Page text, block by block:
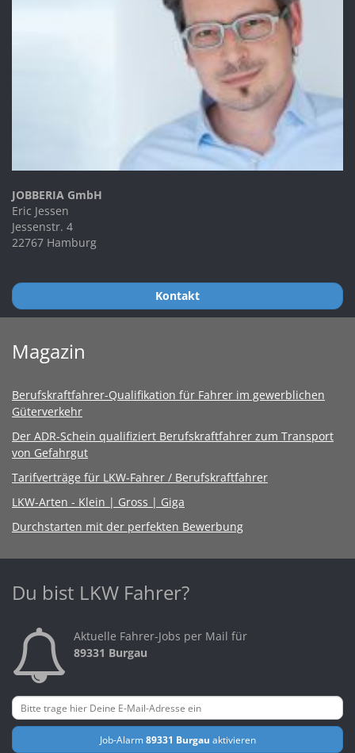
JOBBERIA GmbH
Eric Jessen
Jessenstr. 4
22767 Hamburg
Kontakt
Magazin
Berufskraftfahrer-Qualifikation für Fahrer im gewerblichen
Güterverkehr
Der ADR-Schein qualifiziert Berufskraftfahrer zum Transport
von Gefahrgut
Tarifverträge für LKW-Fahrer / Berufskraftfahrer
LKW-Arten - Klein | Gross | Giga
Durchstarten mit der perfekten Bewerbung
Du bist LKW Fahrer?
Aktuelle Fahrer-Jobs per Mail für
89331 Burgau
Job-Alarm89331 Burgau aktivieren